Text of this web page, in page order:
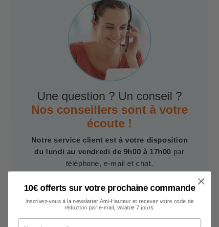
Une question ? Un conseil ?
Nos conseillers sont à votre
écoute !
Notre service client est à votre disposition
du lundi au vendredi de 9h00 à 17h00 par
téléphone, e-mail et chat.
Contacter un conseiller
10€ offerts sur votre prochaine commande
Inscrivez-vous à la newsletter Ami-Hauteur et recevez votre code de
réduction par e-mail, valable 7 jours.
Votre adresse e-mail